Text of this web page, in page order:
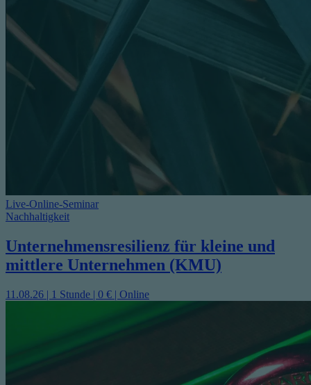
Live-Online-Seminar
Nachhaltigkeit
Unternehmensresilienz für kleine und
mittlere Unternehmen (KMU)
11.08.26 | 1 Stunde | 0 € | Online